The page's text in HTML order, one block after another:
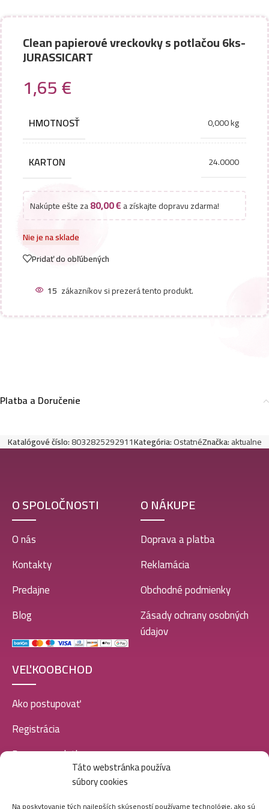
Táto webstránka používa
súbory cookies
Clean papierové vreckovky s potlačou 6ks-
JURASSICART
1,65€
HMOTNOSŤ 0,000 kg
KARTON 24.0000
Nakúpte ešte za80,00€a získajte dopravu zdarma!
Nie je na sklade
Pridať do obľúbených
15 zákazníkov si prezerá tento produkt.
Platba a Doručenie
Katalógové číslo:8032825292911Kategória:OstatnéZnačka:aktualne
O SPOLOČNOSTI
O nás
Kontakty
Predajne
Blog
O NÁKUPE
Doprava a platba
Reklamácia
Obchodné podmienky
Zásady ochrany osobných
údajov
VEĽKOOBCHOD
Ako postupovať
Registrácia
Doprava a platba
SOCIÁLNE SIETE